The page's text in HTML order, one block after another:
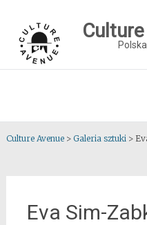
content
Culture Avenue> Galeria sztuki>
Eva Sim-